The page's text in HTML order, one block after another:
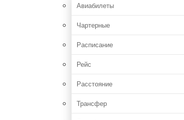
Авиабилеты
Чартерные
Расписание
Рейс
Расстояние
Трансфер